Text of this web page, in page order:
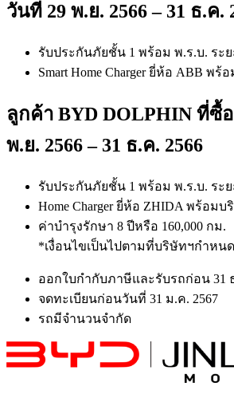
วันที่ 29 พ.ย. 2566 – 31 ธ.ค.
รับประกันภัยชั้น 1 พร้อม พ.ร.บ. ระย
Smart Home Charger ยี่ห้อ ABB พร้
ลูกค้า BYD DOLPHIN ที่ซื้
พ.ย. 2566 – 31 ธ.ค. 2566
รับประกันภัยชั้น 1 พร้อม พ.ร.บ. ระย
Home Charger ยี่ห้อ ZHIDA พร้อมบ
ค่าบำรุงรักษา 8 ปีหรือ 160,000 กม.​
*เงื่อนไขเป็นไปตามที่บริษัทฯกำหนด
ออกใบกำกับภาษีและรับรถก่อน 31
จดทะเบียนก่อนวันที่ 31 ม.ค. 2567
รถมีจำนวนจำกัด